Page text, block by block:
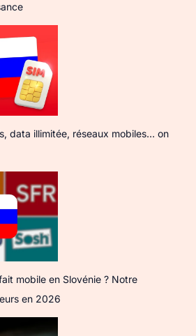
data illimitée, réseaux mobiles… on
mobile en Slovénie ? Notre
en 2026